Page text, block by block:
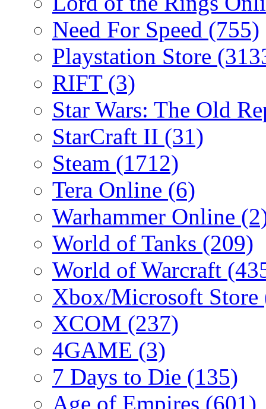
Need For Speed (755)
Playstation Store
RIFT (3)
Star Wars: The Old
StarCraft II (31)
Steam (1712)
Tera Online (6)
Warhammer Online
World of Tanks (209)
World of Warcraft
Xbox/Microsoft Store
XCOM (237)
4GAME (3)
7 Days to Die (135)
Age of Empires (601)